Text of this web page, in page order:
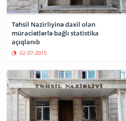
Təhsil Nazirliyinə daxil olan
müraciətlərlə bağlı statistika
açıqlanıb
02-07-2015